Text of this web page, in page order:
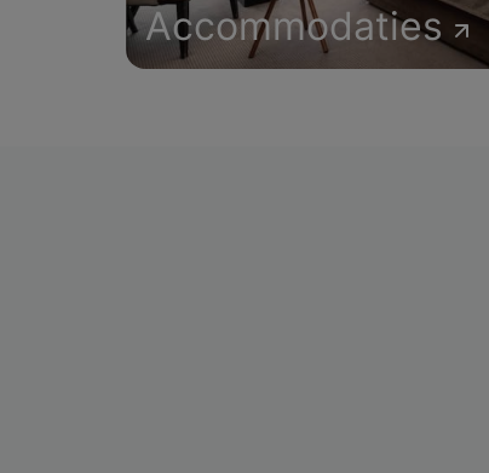
Accommodaties